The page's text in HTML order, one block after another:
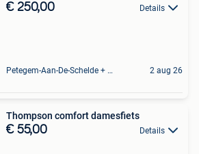
€ 250,00 Details
Petegem-Aan-De-Schelde + Deel Van Oudenaarde 2 aug 26
Thompson comfort damesfiets
€ 55,00 Details